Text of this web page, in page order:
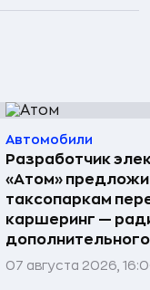
Автомобили
Разработчик
«Атом»
таксопаркам
каршеринг —
07 августа 2026,